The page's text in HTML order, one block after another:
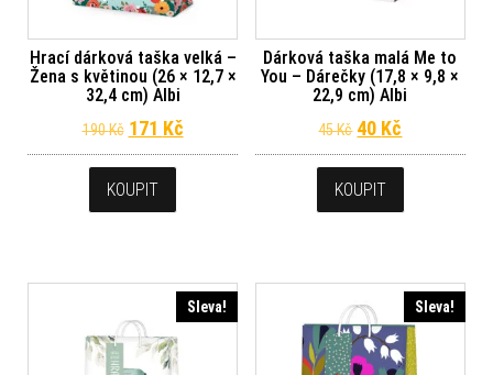
Hrací dárková taška velká –
Žena s květinou (26 × 12,7 ×
32,4 cm) Albi
190Kč Původní cena byla: 190 Kč.
171 KčAktuální cena je: 171 Kč.
KOUPIT
Dárková taška malá Me to
You – Dárečky (17,8 × 9,8 ×
22,9 cm) Albi
45Kč Původní cena
40 Kč
KOUPIT
Sleva! Sleva!